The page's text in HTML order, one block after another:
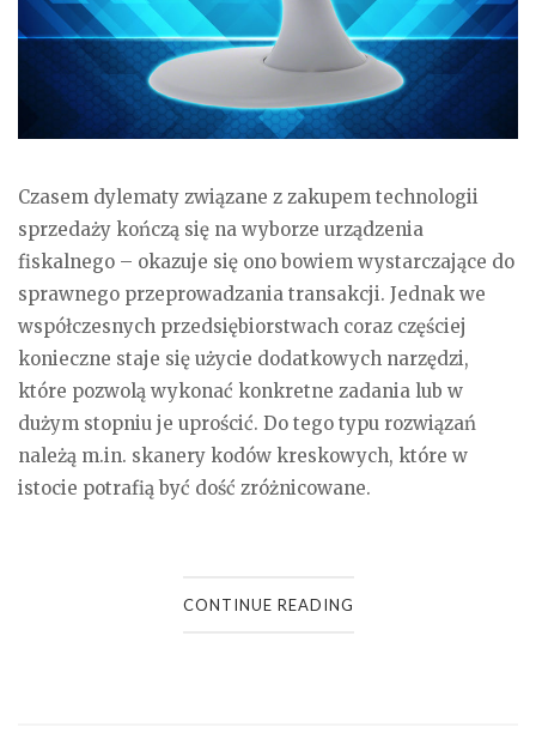
Czasem dylematy związane z zakupem technologii
sprzedaży kończą się na wyborze urządzenia
fiskalnego – okazuje się ono bowiem wystarczające do
sprawnego przeprowadzania transakcji. Jednak we
współczesnych przedsiębiorstwach coraz częściej
konieczne staje się użycie dodatkowych narzędzi,
które pozwolą wykonać konkretne zadania lub w
dużym stopniu je uprościć. Do tego typu rozwiązań
należą m.in. skanery kodów kreskowych, które w
istocie potrafią być dość zróżnicowane.
CONTINUE READING